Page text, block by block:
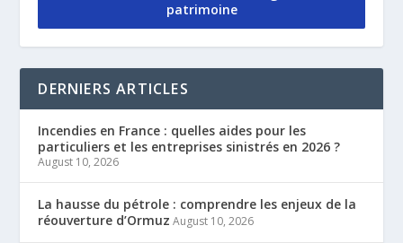
patrimoine
DERNIERS ARTICLES
Incendies en France : quelles aides pour les
particuliers et les entreprises sinistrés en 2026 ?
August 10, 2026
La hausse du pétrole : comprendre les enjeux de la
réouverture d’Ormuz August 10, 2026